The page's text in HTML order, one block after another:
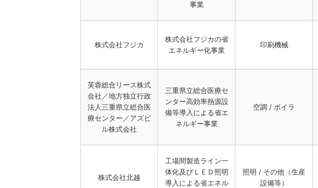
事業
株式会社フジカ
株式会社フジカの省
エネルギー化事業
印刷機械
芙蓉総合リース株式
会社／地方独立行政
法人三重県立総合医
療センター／アズビ
ル株式会社
三重県立総合医療セ
ンター高効率熱源設
備等導入による省エ
ネルギー事業
空調 / ボイラ
株式会社北越
工場間製造ライン一
体化及びＬＥＤ照明
導入による省エネル
照明 / その他（生産
設備等）